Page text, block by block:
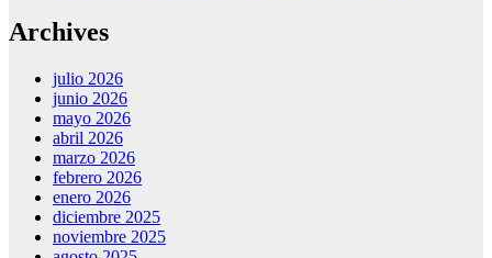
Archives
julio 2026
junio 2026
mayo 2026
abril 2026
marzo 2026
febrero 2026
enero 2026
diciembre 2025
noviembre 2025